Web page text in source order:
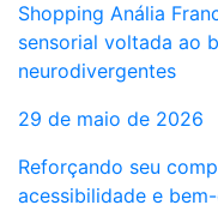
Shopping Anália
sensorial voltada ao
neurodivergentes
29 de maio de 2026
Reforçando seu
acessibilidade e